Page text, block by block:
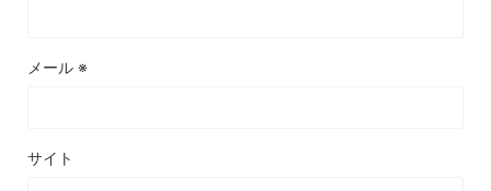
メール ※
サイト